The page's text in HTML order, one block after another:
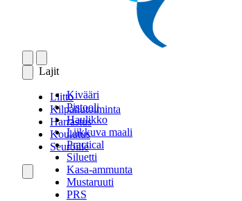
Lajit
Kivääri
Pistooli
Haulikko
Liikkuva maali
Practical
Siluetti
Kasa-ammunta
Mustaruuti
PRS
Liitto
Kilpailutoiminta
Harrastus
Koulutus
Seuroille